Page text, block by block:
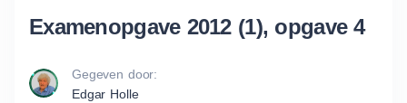
Examenopgave 2012 (1), opgave 4
Gegeven door:
Edgar Holle